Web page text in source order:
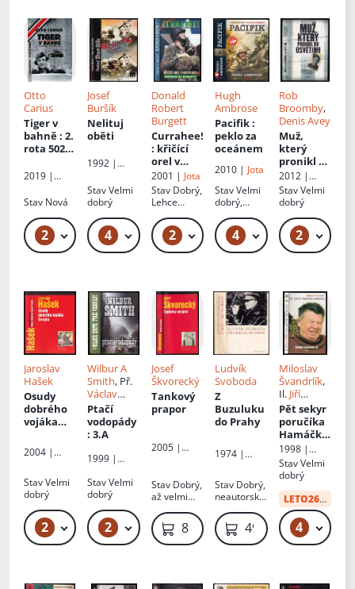
Otto
Carius
Tiger v
bahně: 2.
rota 502.
tankovéh
před
Daugavpil
sem
2019 |
Stav Nová
2 299 Kč – 419 Kč
Josef
Buršík
Nelituj
oběti
1992 |
vojsko
StavVelmi
dobrý
4 219 Kč – 259 Kč
Donald
Robert
Burgett
Currahee!
: křičící
orel v
Normand
ii
2001 | Jota
Stav Dobrý,
Lehce
prohnuté
desky,
lehce
odřené
2 349 Kč
Hugh
Ambrose
Pacifik:
peklo za
oceánem
2010 |Jota
StavVelmi
dobrý,
jeden roh
naražený
4 299 Kč – 419 Kč
Rob
Broomby,
Denis Avey
Muž,
který
pronikl do
Osvětimi
2012 |
Knižní klub
StavVelmi
dobrý
2
Jaroslav
Hašek
Osudy
dobrého
vojáka
světové
války
2004 |
KMa
StavVelmi
dobrý
2 129 Kč – 139 Kč
Wilbur A
Smith, Př.
Václav
Vanduch
Ptačí
vodopády
: 3.A
1999 |
StavVelmi
dobrý
2 69 Kč – 79 Kč
Josef
Škvorecký
Tankový
prapor
2005 |
Stav Dobrý,
až velmi
89 Kč
Ludvík
Svoboda
Z
Buzuluku
do Prahy
1974 |
Stav Dobrý,
neautorský
49 Kč
Miloslav
Švandrlík,
Il. Jiří
Winter-
Neprakta
Pět sekyr
poručíka
Hamáčka,
Černí
baroni III.
: III
1998 |
Camis
StavVelmi
dobrý
LETO26od:
4